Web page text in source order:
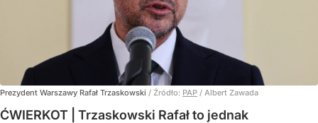
Prezydent Warszawy Rafał Trzaskowski / Źródło: PAP / Albert Zawada
ĆWIERKOT | Trzaskowski Rafał to jednak